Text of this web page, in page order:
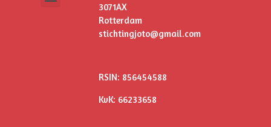
3071AX
Rotterdam
stichtingjoto@gmail.com
RSIN: 856454588
KvK: 66233658